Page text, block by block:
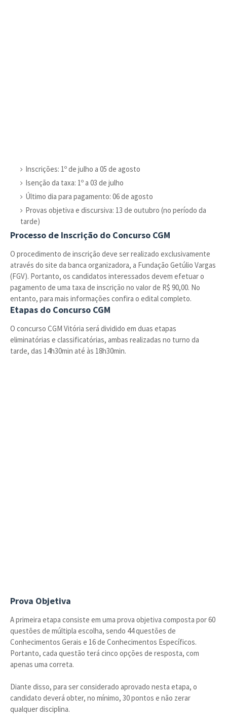
Inscrições: 1º de julho a 05 de agosto
Isenção da taxa: 1º a 03 de julho
Último dia para pagamento: 06 de agosto
Provas objetiva e discursiva: 13 de outubro (no período da
tarde)
Processo de Inscrição do Concurso CGM
O procedimento de inscrição deve ser realizado exclusivamente
através do site da banca organizadora, a Fundação Getúlio Vargas
(FGV). Portanto, os candidatos interessados devem efetuar o
pagamento de uma taxa de inscrição no valor de R$ 90,00. No
entanto, para mais informações confira o edital completo.
Etapas do Concurso CGM
O concurso CGM Vitória será dividido em duas etapas
eliminatórias e classificatórias, ambas realizadas no turno da
tarde, das 14h30min até às 18h30min.
Prova Objetiva
A primeira etapa consiste em uma prova objetiva composta por 60
questões de múltipla escolha, sendo 44 questões de
Conhecimentos Gerais e 16 de Conhecimentos Específicos.
Portanto, cada questão terá cinco opções de resposta, com
apenas uma correta.
Diante disso, para ser considerado aprovado nesta etapa, o
candidato deverá obter, no mínimo, 30 pontos e não zerar
qualquer disciplina.